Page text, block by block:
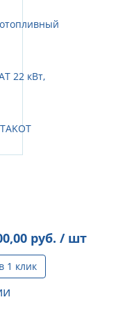
руб. / шт
1 клик